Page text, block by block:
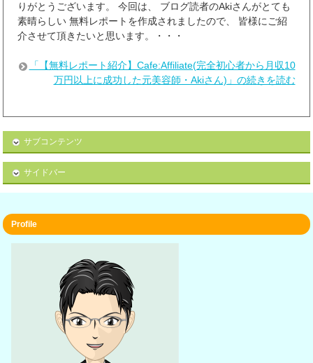
りがとうございます。 今回は、 ブログ読者のAkiさんがとても
素晴らしい 無料レポートを作成されましたので、 皆様にご紹
介させて頂きたいと思います。・・・
「【無料レポート紹介】Cafe:Affiliate(完全初心者から月収10
万円以上に成功した元美容師・Akiさん)」の続きを読む
サブコンテンツ
サイドバー
Profile